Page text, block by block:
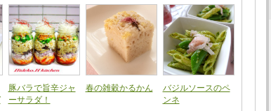
豚バラで旨辛ジャ
ーサラダ！
春の雑穀かるかん
バジルソースのペ
ンネ